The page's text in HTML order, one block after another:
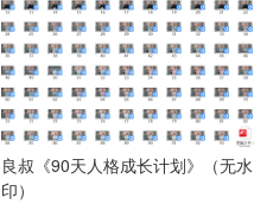
良叔《90天人格成长计划》（无水
印）